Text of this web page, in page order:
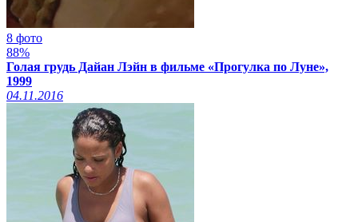
8 фото
88%
Голая грудь Дайан Лэйн в фильме «Прогулка по Луне»,
1999
04.11.2016